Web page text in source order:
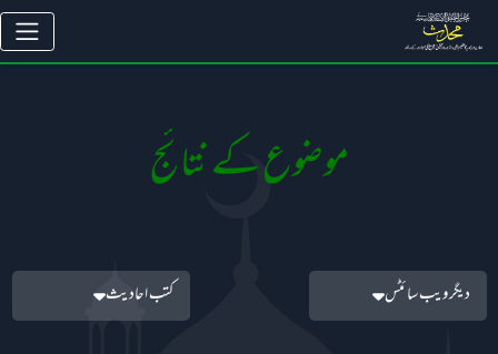
موضوع کے نتائج
دیگر ویب سائٹس کتب احادیث